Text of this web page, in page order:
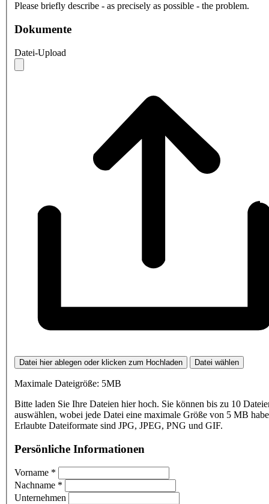
Please briefly describe - as precisely as possible - the problem.
Dokumente
Datei-Upload
Datei hier ablegen oder klicken zum Hochladen Datei wählen
Maximale Dateigröße: 5MB
Bitte laden Sie Ihre Dateien hier hoch. Sie können bis zu 10
auswählen, wobei jede Datei eine maximale Größe von 5 MB
Erlaubte Dateiformate sind JPG, JPEG, PNG und GIF.
Persönliche Informationen
Vorname *
Nachname *
Unternehmen